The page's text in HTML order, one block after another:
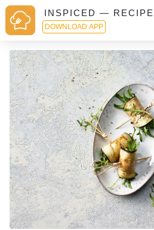
INSPICED — RECIPE
DOWNLOAD APP